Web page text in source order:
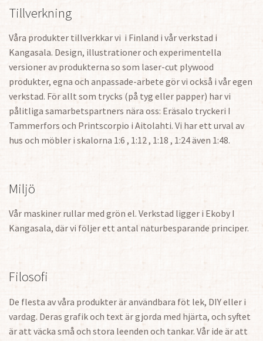
Tillverkning
Våra produkter tillverkkar vi i Finland i vår verkstad i
Kangasala. Design, illustrationer och experimentella
versioner av produkterna so som laser-cut plywood
produkter, egna och anpassade-arbete gör vi också i vår egen
verkstad. För allt som trycks (på tyg eller papper) har vi
pålitliga samarbetspartners nära oss: Eräsalo tryckeri I
Tammerfors och Printscorpio i Aitolahti. Vi har ett urval av
hus och möbler i skalorna 1:6 , 1:12 , 1:18 , 1:24 även 1:48.
Miljö
Vår maskiner rullar med grön el. Verkstad ligger i Ekoby I
Kangasala, där vi följer ett antal naturbesparande principer.
Filosofi
De flesta av våra produkter är användbara föt lek, DIY eller i
vardag. Deras grafik och text är gjorda med hjärta, och syftet
är att väcka små och stora leenden och tankar. Vår ide är att